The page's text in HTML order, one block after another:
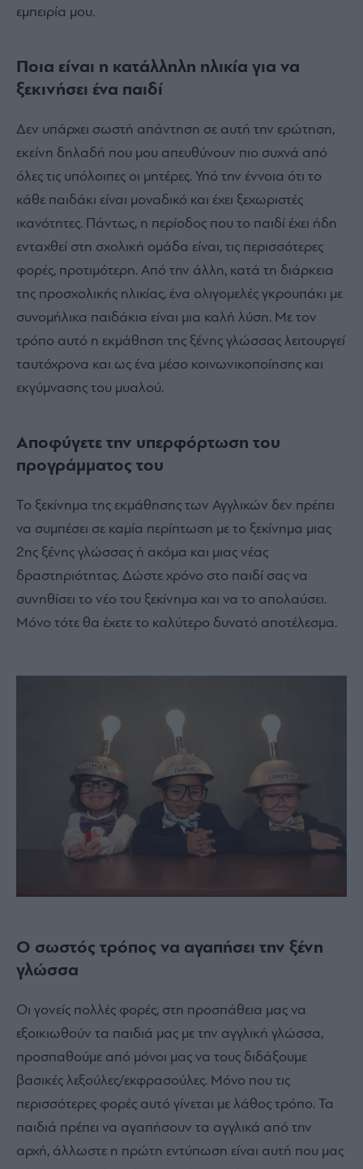
εμπειρία μου.
Ποια είναι η κατάλληλη ηλικία για να
ξεκινήσει ένα παιδί
Δεν υπάρχει σωστή απάντηση σε αυτή την ερώτηση,
εκείνη δηλαδή που μου απευθύνουν πιο συχνά από
όλες τις υπόλοιπες οι μητέρες. Υπό την έννοια ότι το
κάθε παιδάκι είναι μοναδικό και έχει ξεχωριστές
ικανότητες. Πάντως, η περίοδος που το παιδί έχει ήδη
ενταχθεί στη σχολική ομάδα είναι, τις περισσότερες
φορές, προτιμότερη. Από την άλλη, κατά τη διάρκεια
της προσχολικής ηλικίας, ένα ολιγομελές γκρουπάκι με
συνομήλικα παιδάκια είναι μια καλή λύση. Με τον
τρόπο αυτό η εκμάθηση της ξένης γλώσσας λειτουργεί
ταυτόχρονα και ως ένα μέσο κοινωνικοποίησης και
εκγύμνασης του μυαλού.
Αποφύγετε την υπερφόρτωση του
προγράμματος του
Το ξεκίνημα της εκμάθησης των Αγγλικών δεν πρέπει
να συμπέσει σε καμία περίπτωση με το ξεκίνημα μιας
2ης ξένης γλώσσας ή ακόμα και μιας νέας
δραστηριότητας. Δώστε χρόνο στο παιδί σας να
συνηθίσει το νέο του ξεκίνημα και να το απολαύσει.
Μόνο τότε θα έχετε το καλύτερο δυνατό αποτέλεσμα.
Ο σωστός τρόπος να αγαπήσει την ξένη
γλώσσα
Οι γονείς πολλές φορές, στη προσπάθεια μας να
εξοικιωθούν τα παιδιά μας με την αγγλική γλώσσα,
προσπαθούμε από μόνοι μας να τους διδάξουμε
βασικές λεξούλες/εκφρασούλες. Μόνο που τις
περισσότερες φορές αυτό γίνεται με λάθος τρόπο. Τα
παιδιά πρέπει να αγαπήσουν τα αγγλικά από την
αρχή, άλλωστε η πρώτη εντύπωση είναι αυτή που μας